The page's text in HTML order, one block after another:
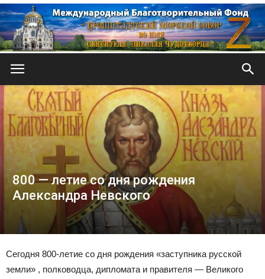
Морской
собор
800 — летие со дня рождения
Александра Невского
Сегодня 800-летие со дня рождения «заступника русской
земли» , полководца, дипломата и правителя — Великого